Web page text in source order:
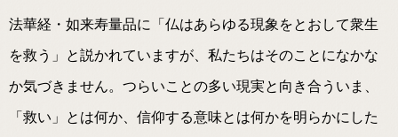
法華経・如来寿量品に「仏はあらゆる現象をとおして衆生
を救う」と説かれていますが、私たちはそのことになかな
か気づきません。つらいことの多い現実と向き合ういま、
「救い」とは何か、信仰する意味とは何かを明らかにした